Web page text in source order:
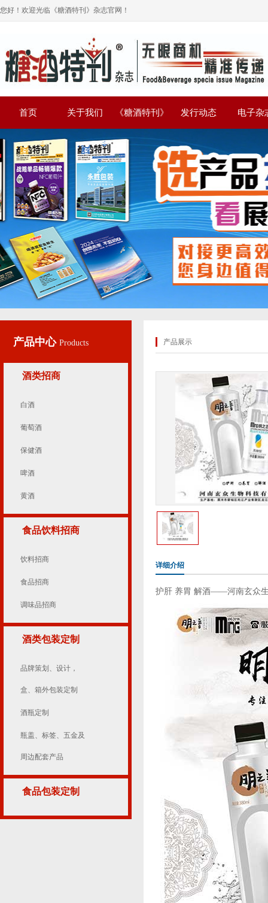
您好！欢迎光临《糖酒特刊》杂志官网！
首页 关于我们 《糖酒特刊》 发行动态 电子杂
产品中心 Products
酒类招商
白酒
葡萄酒
保健酒
啤酒
黄酒
食品饮料招商
饮料招商
食品招商
调味品招商
酒类包装定制
品牌策划、设计，
盒、箱外包装定制
酒瓶定制
瓶盖、标签、五金及
周边配套产品
食品包装定制
产品展示
详细介绍
护肝 养胃 解酒——河南玄众